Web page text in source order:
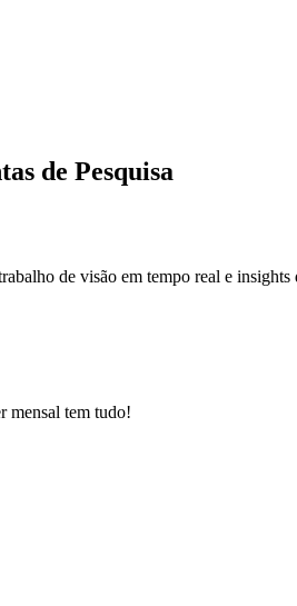
de Pesquisa
de visão em tempo real e insights
mensal tem tudo!